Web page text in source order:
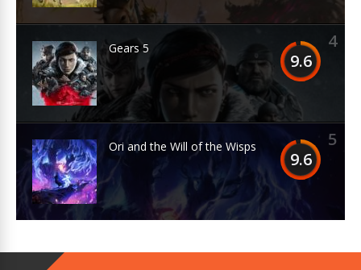
4
9.6
Gears 5
5
9.6
Ori and the Will of the Wisps